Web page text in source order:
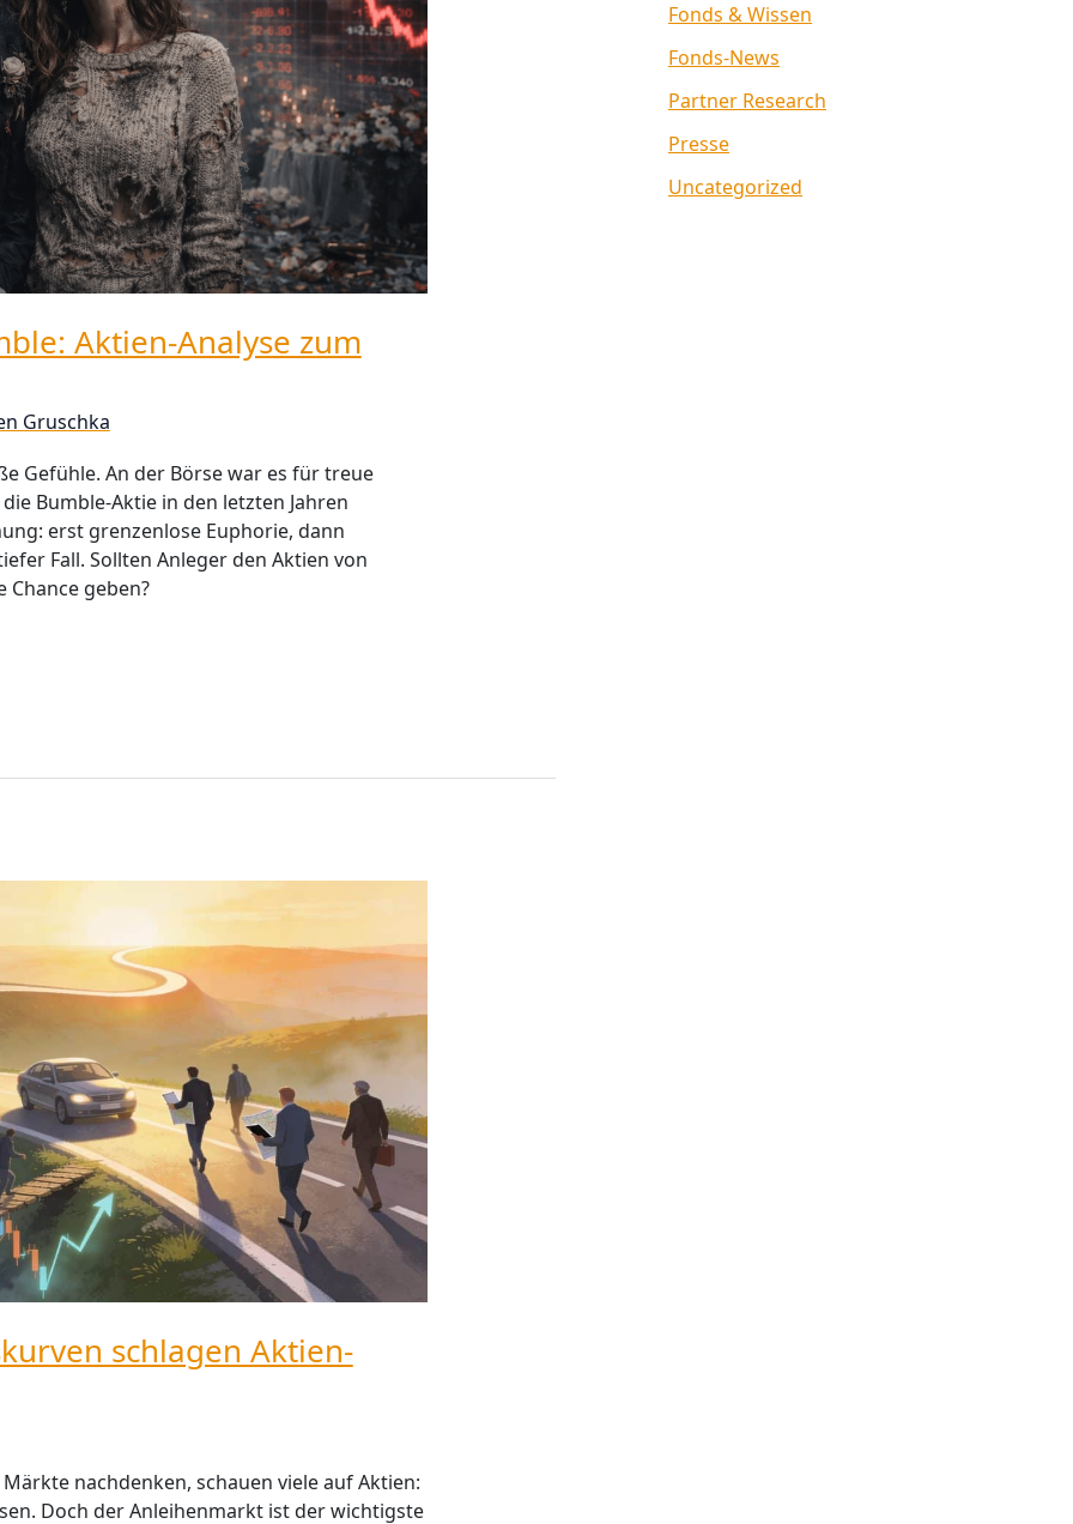
Aktien-Analyse zum
Gruschka
Gefühle. An der Börse war es für treue
Bumble-Aktie in den letzten Jahren
erst grenzenlose Euphorie, dann
Fall. Sollten Anleger den Aktien von
geben?
schlagen Aktien-
nachdenken, schauen viele auf Aktien:
Doch der Anleihenmarkt ist der wichtigste
Fonds & Wissen
Fonds-News
Partner Research
Presse
Uncategorized